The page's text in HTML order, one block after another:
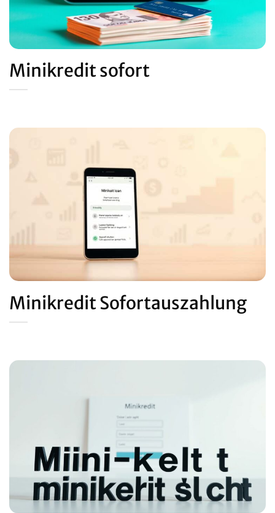
Minikredit sofort
Minikredit Sofortauszahlung